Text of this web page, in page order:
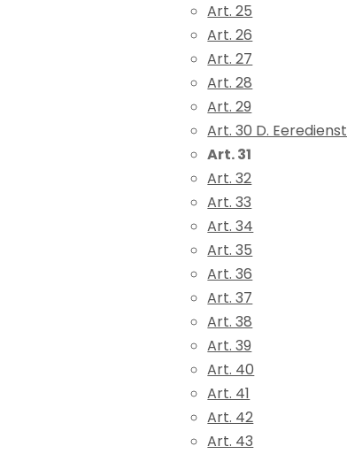
Art. 25
Art. 26
Art. 27
Art. 28
Art. 29
Art. 30 D. Eeredienst
Art. 31
Art. 32
Art. 33
Art. 34
Art. 35
Art. 36
Art. 37
Art. 38
Art. 39
Art. 40
Art. 41
Art. 42
Art. 43